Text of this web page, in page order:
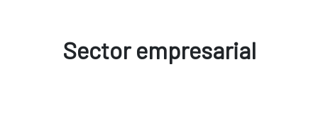
Sector empresarial